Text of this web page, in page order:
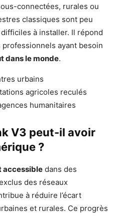
connectées, rurales ou
classiques sont peu
à installer. Il répond
ayant besoin
dans le monde.
urbains
agricoles reculés
humanitaires
V3 peut-il avoir
?
accessible dans des
des réseaux
à réduire l’écart
et rurales. Ce progrès